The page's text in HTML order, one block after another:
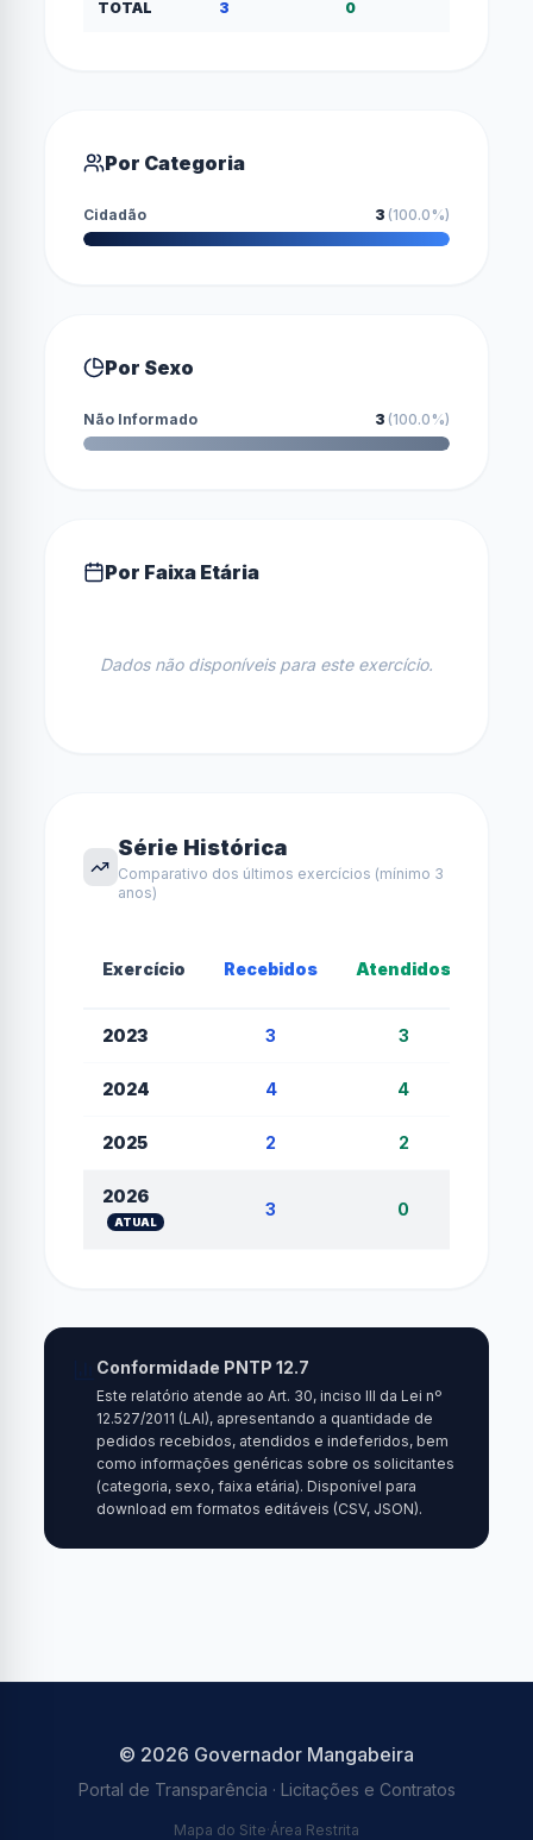
TOTAL 3 0
Por Categoria
Cidadão 3 (100.0 %)
Por Sexo
Não Informado 3 (100.0 %)
Por Faixa Etária
Dados não disponíveis para este exercício.
Série Histórica
Comparativo dos últimos exercícios (mínimo 3
anos)
Exercício Recebidos Atendidos
2023 3 3
2024 4 4
2025 2 2
2026
ATUAL
3 0
Conformidade PNTP 12.7
Este relatório atende ao Art. 30, inciso III da Lei nº
12.527/2011 (LAI), apresentando a quantidade de
pedidos recebidos, atendidos e indeferidos, bem
como informações genéricas sobre os solicitantes
(categoria, sexo, faixa etária). Disponível para
download em formatos editáveis (CSV, JSON).
© 2026 Governador Mangabeira
Portal de Transparência · Licitações e Contratos
Mapa do Site·Área Restrita